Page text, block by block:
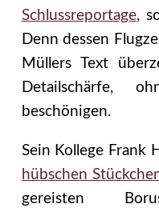
Schlussreportage,
Denn dessen
Müllers Text
Detailschärfe,
beschönigen.
Sein Kollege Frank
hübschen
gereisten